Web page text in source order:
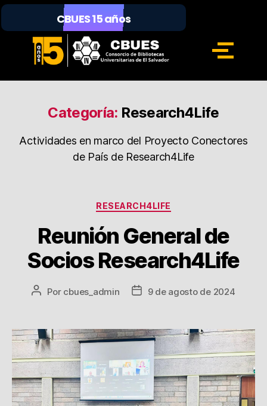
CBUES 15 años
Categoría: Research4Life
Actividades en marco del Proyecto Conectores
de País de Research4Life
RESEARCH4LIFE
Reunión General de
Socios Research4Life
Por cbues_admin 9 de agosto de 2024